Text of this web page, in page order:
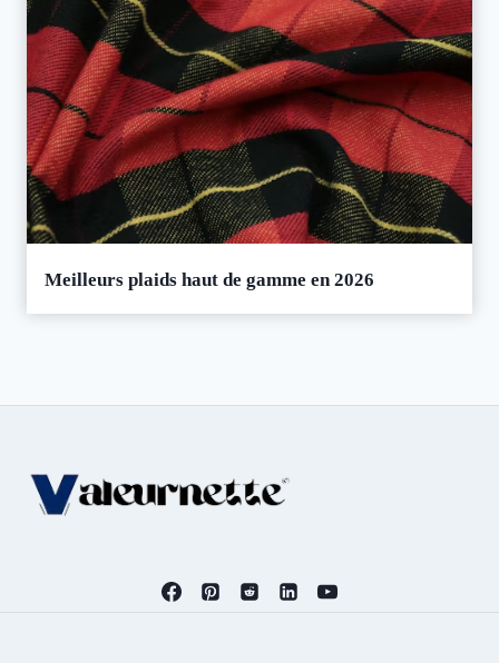
Meilleurs plaids haut de gamme en 2026